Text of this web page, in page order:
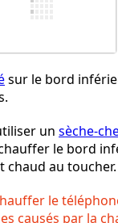
sur le bord
un sèche-
le bord
chaud au toucher.
le
causés par la